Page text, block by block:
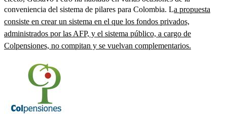
conveniencia del sistema de pilares para Colombia. La propuesta
consiste en crear un sistema en el que los fondos privados,
administrados por las AFP, y el sistema público, a cargo de
Colpensiones, no compitan y se vuelvan complementarios.